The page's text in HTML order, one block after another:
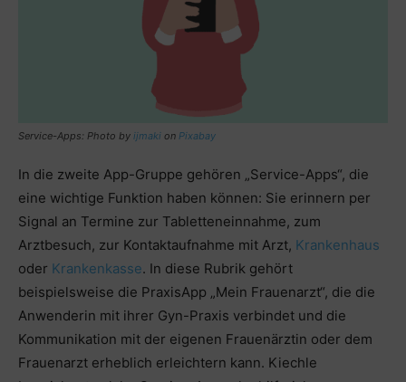
Service-Apps: Photo by ijmaki on Pixabay
In die zweite App-Gruppe gehören „Service-Apps“, die
eine wichtige Funktion haben können: Sie erinnern per
Signal an Termine zur Tabletteneinnahme, zum
Arztbesuch, zur Kontaktaufnahme mit Arzt, Krankenhaus
oder Krankenkasse. In diese Rubrik gehört
beispielsweise die PraxisApp „Mein Frauenarzt“, die die
Anwenderin mit ihrer Gyn-Praxis verbindet und die
Kommunikation mit der eigenen Frauenärztin oder dem
Frauenarzt erheblich erleichtern kann. Kiechle